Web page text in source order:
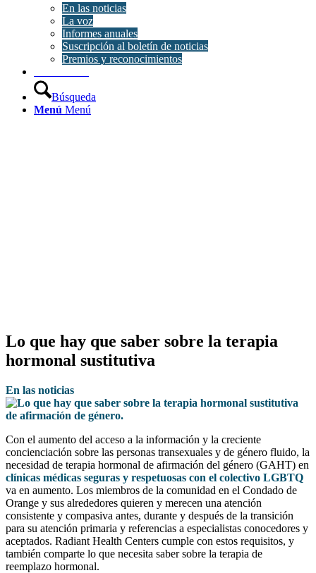
En las noticias
La voz
Informes anuales
Suscripción al boletín de noticias
Premios y reconocimientos
Búsqueda
Menú Menú
Lo que hay que saber sobre la terapia
hormonal sustitutiva
En las noticias
Con el aumento del acceso a la información y la creciente
concienciación sobre las personas transexuales y de género fluido, la
necesidad de terapia hormonal de afirmación del género (GAHT) en
clínicas médicas seguras y respetuosas con el colectivo LGBTQ
va en aumento. Los miembros de la comunidad en el Condado de
Orange y sus alrededores quieren y merecen una atención
consistente y compasiva antes, durante y después de la transición
para su atención primaria y referencias a especialistas conocedores y
aceptados. Radiant Health Centers cumple con estos requisitos, y
también comparte lo que necesita saber sobre la terapia de
reemplazo hormonal.